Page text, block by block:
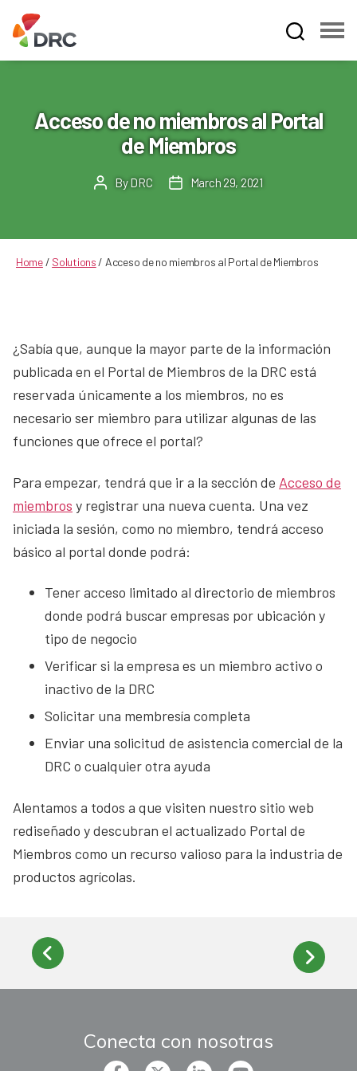
Dispute
Resolution
Acceso de no miembros al Portal
de Miembros
PostBy DRC
PostMarch 29, 2021
Home/ Solutions / Acceso de no miembros al Portal de Miembros
¿Sabía que, aunque la mayor parte de la información
publicada en el Portal de Miembros de la DRC está
reservada únicamente a los miembros, no es
necesario ser miembro para utilizar algunas de las
funciones que ofrece el portal?
Para empezar, tendrá que ir a la sección de Acceso de
miembros y registrar una nueva cuenta. Una vez
iniciada la sesión, como no miembro, tendrá acceso
básico al portal donde podrá:
Tener acceso limitado al directorio de miembros
donde podrá buscar empresas por ubicación y
tipo de negocio
Verificar si la empresa es un miembro activo o
inactivo de la DRC
Solicitar una membresía completa
Enviar una solicitud de asistencia comercial de la
DRC o cualquier otra ayuda
Alentamos a todos a que visiten nuestro sitio web
rediseñado y descubran el actualizado Portal de
Miembros como un recurso valioso para la industria de
productos agrícolas.
Conecta con nosotras